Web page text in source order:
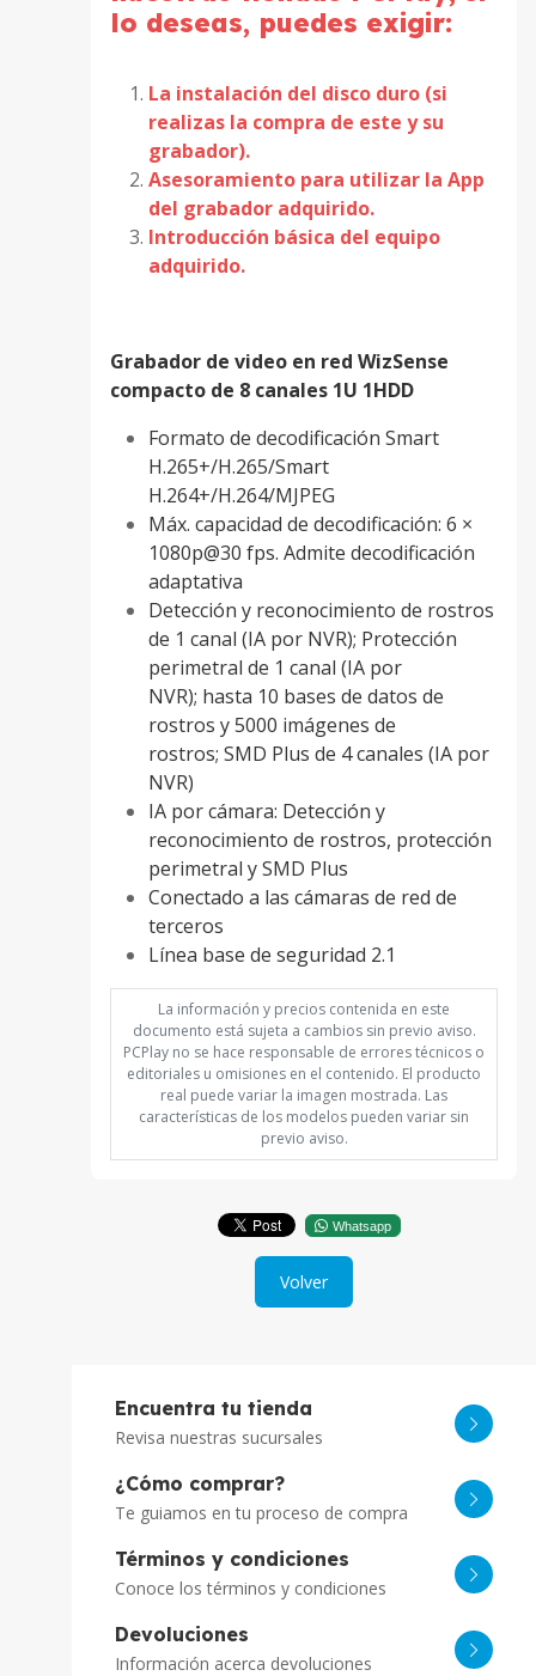
lo deseas, puedes exigir:
La instalación del disco duro (si
realizas la compra de este y su
grabador).
Asesoramiento para utilizar la App
del grabador adquirido.
Introducción básica del equipo
adquirido.
Grabador de video en red WizSense
compacto de 8 canales 1U 1HDD
Formato de decodificación Smart
H.265+/H.265/Smart
H.264+/H.264/MJPEG
Máx. capacidad de decodificación: 6 ×
1080p@30 fps. Admite decodificación
adaptativa
Detección y reconocimiento de rostros
de 1 canal (IA por NVR); Protección
perimetral de 1 canal (IA por
NVR); hasta 10 bases de datos de
rostros y 5000 imágenes de
rostros; SMD Plus de 4 canales (IA por
NVR)
IA por cámara: Detección y
reconocimiento de rostros, protección
perimetral y SMD Plus
Conectado a las cámaras de red de
terceros
Línea base de seguridad 2.1
La información y precios contenida en este
documento está sujeta a cambios sin previo aviso.
PCPlay no se hace responsable de errores técnicos o
editoriales u omisiones en el contenido. El producto
real puede variar la imagen mostrada. Las
características de los modelos pueden variar sin
previo aviso.
Whatsapp
Volver
Encuentra tu tienda
Revisa nuestras sucursales
¿Cómo comprar?
Te guiamos en tu proceso de compra
Términos y condiciones
Conoce los términos y condiciones
Devoluciones
Información acerca devoluciones